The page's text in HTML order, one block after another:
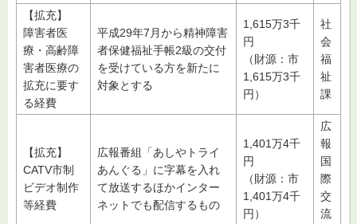
【拡充】
障害者医
療・高齢障
害者医療の
拡充に要す
る経費
平成29年7月から精神障害
者保健福祉手帳2級の交付
を受けている方を新たに
対象とする
1,615万3千
円
（財源：市
1,615万3千
円）
社
会
福
祉
課
【拡充】
CATV市制
ビデオ制作
等経費
広報番組「あしやトライ
あんぐる」に字幕を入れ
て放送するほかインター
ネットでも配信するもの
1,401万4千
円
（財源：市
1,401万4千
円）
広
報
国
際
交
流